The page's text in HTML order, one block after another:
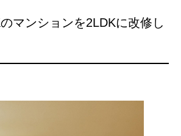
マンションを2LDKに改修し